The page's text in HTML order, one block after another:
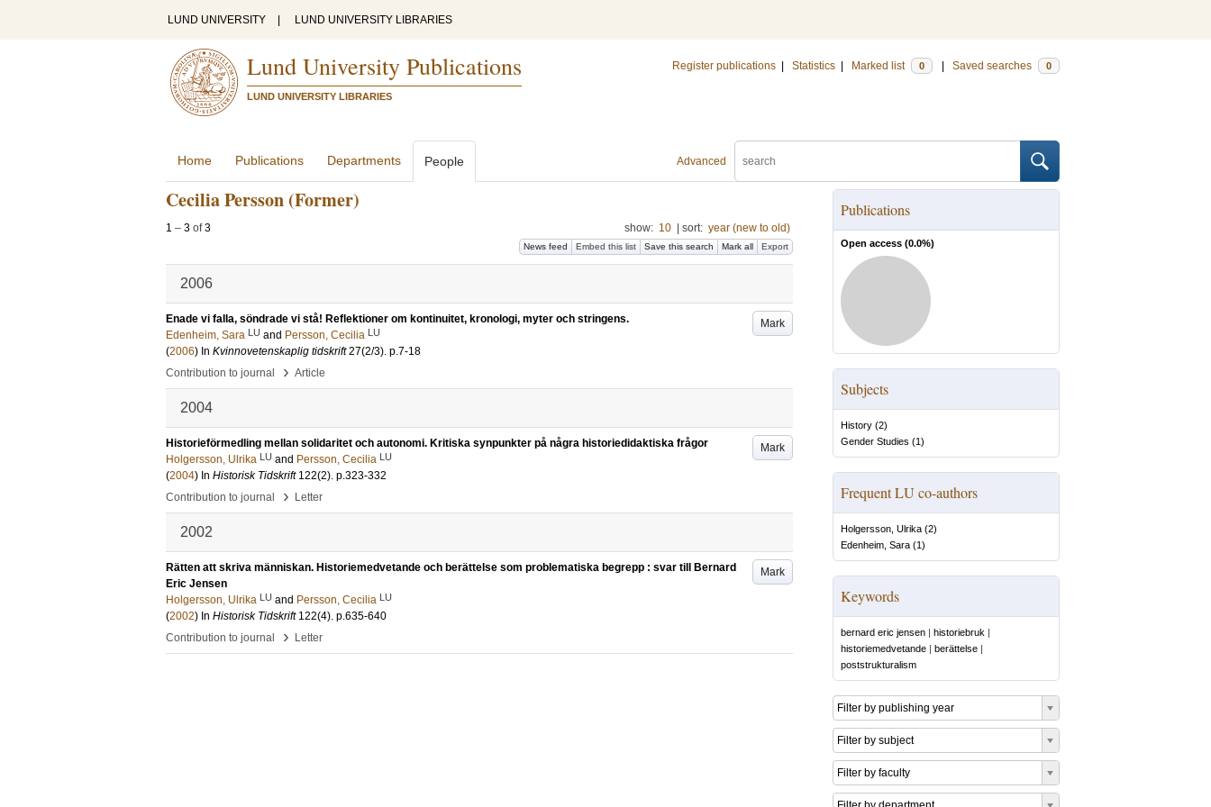
LUND UNIVERSITY LUND UNIVERSITY LIBRARIES
Lund University Publications
LUND UNIVERSITY LIBRARIES
Register publications Statistics Marked list 0 Saved searches 0
Advanced
Home Publications Departments People
Cecilia Persson (Former)
1 – 3 of3 show: 10 sort: year (new to old)
News feed Embed this list Save this search Mark all Export
2006
Mark
Enade vi falla, söndrade vi stå! Reflektioner om kontinuitet, kronologi, myter och stringens.
Edenheim, Sara LU and Persson, Cecilia LU
(2006) In Kvinnovetenskaplig tidskrift 27(2/3). p.7-18
Contribution to journal
› Article
2004
Mark
Historieförmedling mellan solidaritet och autonomi. Kritiska synpunkter på några historiedidaktiska frågor
Holgersson, Ulrika LU and Persson, Cecilia LU
(2004) In Historisk Tidskrift 122(2). p.323-332
Contribution to journal
› Letter
2002
Mark
Rätten att skriva människan. Historiemedvetande och berättelse som problematiska begrepp : svar till Bernard
Eric Jensen
Holgersson, Ulrika LU and Persson, Cecilia LU
(2002) In Historisk Tidskrift 122(4). p.635-640
Contribution to journal
› Letter
Publications
Open access (0.0%)
Subjects
History (2)
Gender Studies (1)
Frequent LU co-authors
Holgersson, Ulrika (2)
Edenheim, Sara (1)
Keywords
bernard eric jensen | historiebruk |
historiemedvetande | berättelse |
poststrukturalism
Filter by publishing year
Filter by subject
Filter by faculty